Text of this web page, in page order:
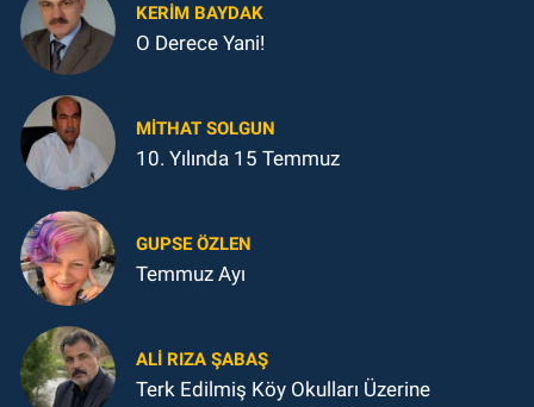
KERIM BAYDAK
O Derece Yani!
MITHAT SOLGUN
10. Yılında 15 Temmuz
GUPSE ÖZLEN
Temmuz Ayı
ALI RIZA ŞABAŞ
Terk Edilmiş Köy Okulları Üzerine